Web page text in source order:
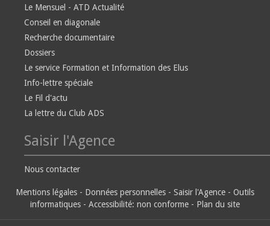
Le Mensuel - ATD Actualité
Conseil en diagonale
Recherche documentaire
Dossiers
Le service Formation et Information des Elus
Info-lettre spéciale
Le Fil d'actu
La lettre du Club ADS
Saisir l'Agence
Nous contacter
Mentions légales - Données personnelles - Saisir l'Agence - Outils
informatiques - Accessibilité: non conforme - Plan du site